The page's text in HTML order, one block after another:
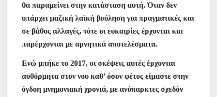
θα παραμείνει στην κατάσταση αυτή. Όταν δεν
υπάρχει μαζική λαϊκή βούληση για πραγματικές και
σε βάθος αλλαγές, τότε οι ευκαιρίες έρχονται και
παρέρχονται με αρνητικά αποτελέσματα.
Ενώ μπήκε το 2017, οι σκέψεις αυτές έρχονται
αυθόρμητα στον νου καθ’ όσον φέτος είμαστε στην
όγδοη μνημονιακή χρονιά, με ανύπαρκτες σχεδόν